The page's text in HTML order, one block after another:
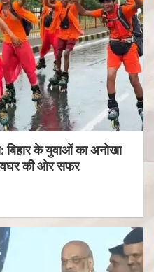
बिहार के युवाओं का अनोखा
की ओर सफर